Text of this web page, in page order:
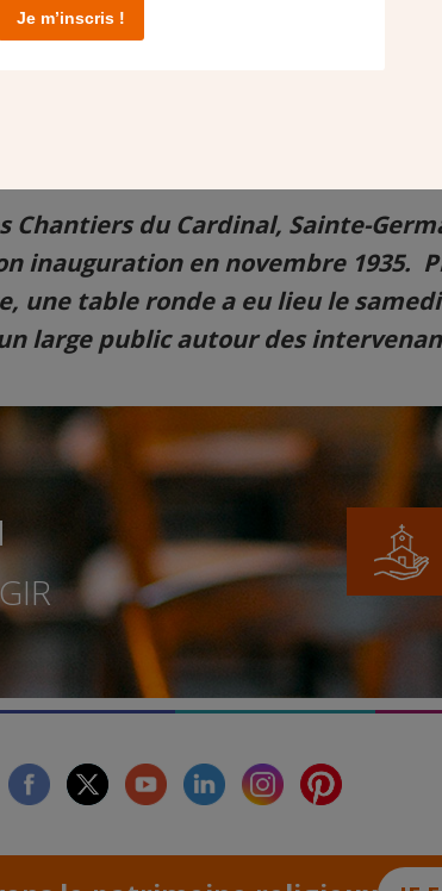
du Cardinal, Sainte-
inauguration en novembre 1935.
une table ronde a eu lieu le samedi
large public autour des
Je m’inscris !